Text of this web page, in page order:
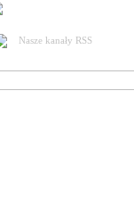
Nasze kanały RSS